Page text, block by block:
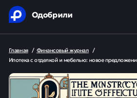
Одобрили
Главная / Финансовый журнал /
Ипотека с отделкой и мебелью: новое